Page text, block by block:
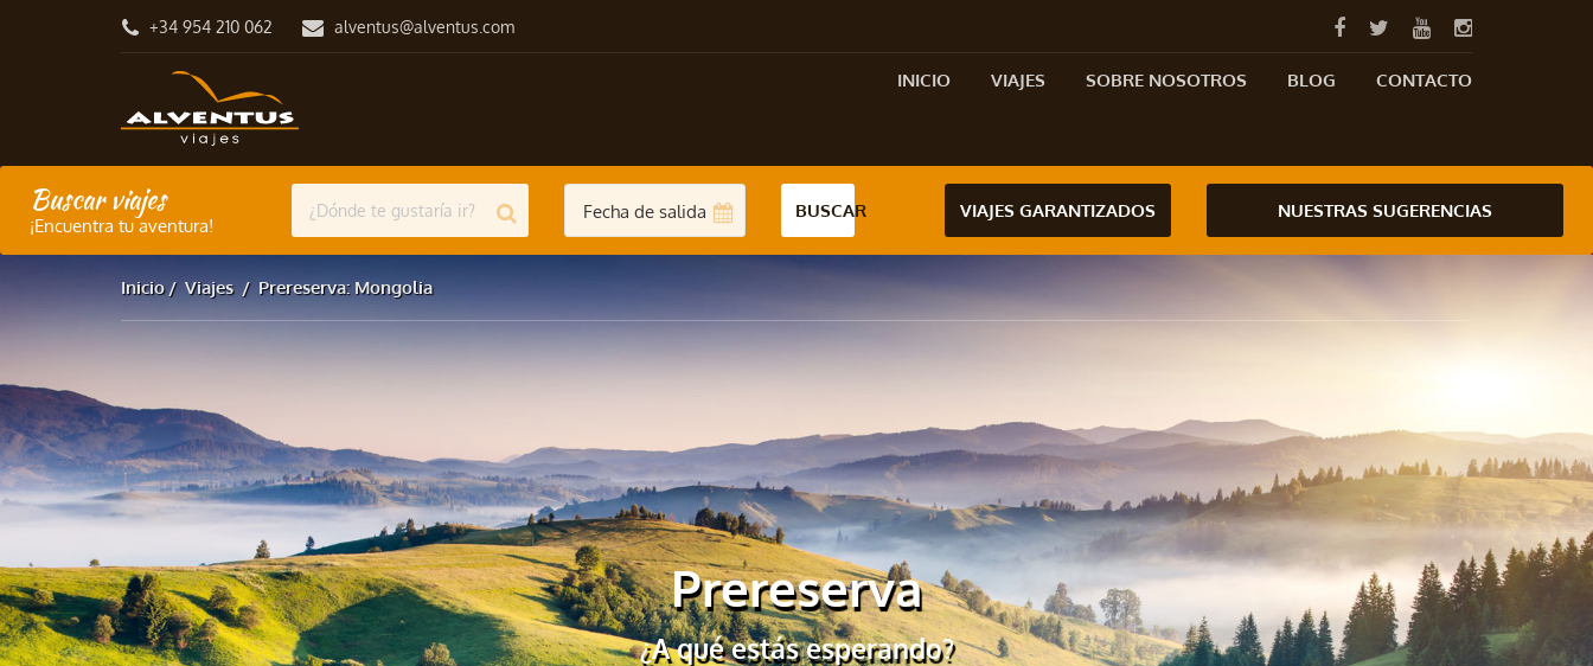
+34 954 210 062 alventus@alventus.com
INICIO VIAJES SOBRE NOSOTROS BLOG CONTACTO
Buscar viajes
¡Encuentra tu aventura!
BUSCAR VIAJES GARANTIZADOS NUESTRAS SUGERENCIAS
Inicio Viajes Prereserva: Mongolia
Prereserva
¿A qué estás esperando?